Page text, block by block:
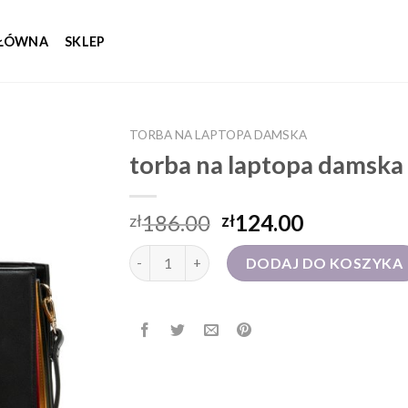
SKLEP
TORBA NA LAPTOPA DAMSKA
torba na laptopa damska
zł186.00 zł124.00
ilość torba na laptopa damskaDODAJ DO KOSZYKA